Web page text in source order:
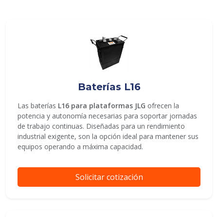
ENVIAR
Baterías L16
Las baterías L16 para plataformas JLG ofrecen la
potencia y autonomía necesarias para soportar jornadas
de trabajo continuas. Diseñadas para un rendimiento
industrial exigente, son la opción ideal para mantener sus
equipos operando a máxima capacidad.
Solicitar cotización